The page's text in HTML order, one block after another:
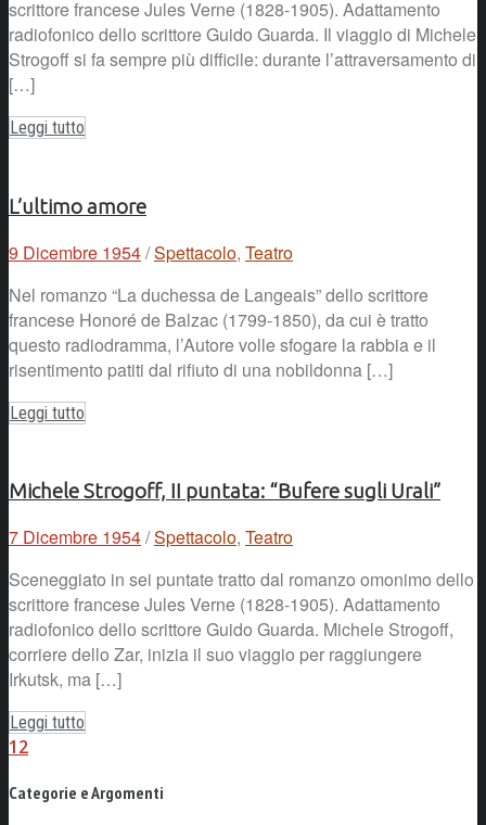
scrittore francese Jules Verne (1828-1905). Adattamento
radiofonico dello scrittore Guido Guarda. Il viaggio di Michele
Strogoff si fa sempre più difficile: durante l’attraversamento di
[…]
Leggi tutto
L’ultimo amore
9 Dicembre 1954/Spettacolo, Teatro
Nel romanzo “La duchessa de Langeais” dello scrittore
francese Honoré de Balzac (1799-1850), da cui è tratto
questo radiodramma, l’Autore volle sfogare la rabbia e il
risentimento patiti dal rifiuto di una nobildonna […]
Leggi tutto
Michele Strogoff, II puntata: “Bufere sugli Urali”
7 Dicembre 1954/Spettacolo, Teatro
Sceneggiato in sei puntate tratto dal romanzo omonimo dello
scrittore francese Jules Verne (1828-1905). Adattamento
radiofonico dello scrittore Guido Guarda. Michele Strogoff,
corriere dello Zar, inizia il suo viaggio per raggiungere
Irkutsk, ma […]
Leggi tutto
12
Categorie e Argomenti